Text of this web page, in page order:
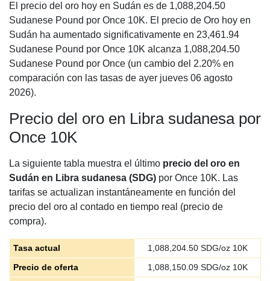
El precio del oro hoy en Sudán es de 1,088,204.50
Sudanese Pound por Once 10K. El precio de Oro hoy en
Sudán ha aumentado significativamente en 23,461.94
Sudanese Pound por Once 10K alcanza 1,088,204.50
Sudanese Pound por Once (un cambio del 2.20% en
comparación con las tasas de ayer jueves 06 agosto
2026).
Precio del oro en Libra sudanesa por
Once 10K
La siguiente tabla muestra el último precio del oro en
Sudán en Libra sudanesa (SDG) por Once 10K. Las
tarifas se actualizan instantáneamente en función del
precio del oro al contado en tiempo real (precio de
compra).
Tasa actual 1,088,204.50 SDG/oz 10K
Precio de oferta
1,088,150.09 SDG/oz 10K